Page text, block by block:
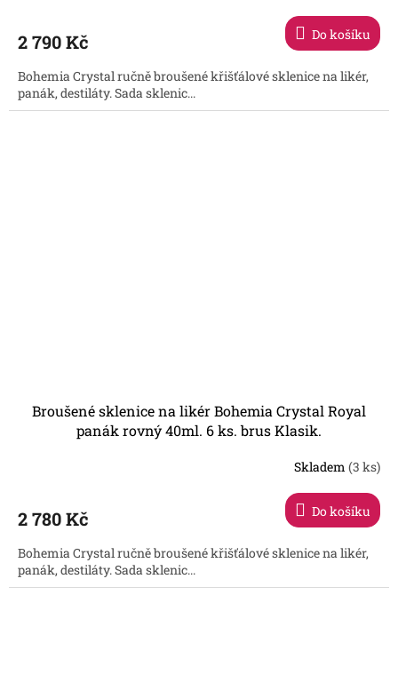
2 790 Kč Do košíku
Bohemia Crystal ručně broušené křišťálové sklenice na likér,
panák, destiláty. Sada sklenic...
Broušené sklenice na likér Bohemia Crystal Royal
panák rovný 40ml. 6 ks. brus Klasik.
Skladem (3 ks)
2 780 Kč Do košíku
Bohemia Crystal ručně broušené křišťálové sklenice na likér,
panák, destiláty. Sada sklenic...